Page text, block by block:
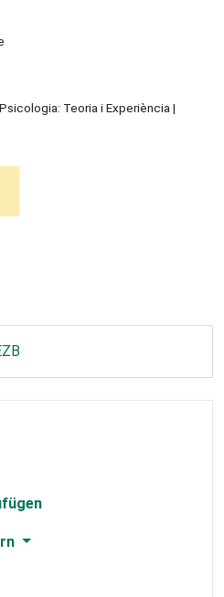
Teoria i Experiència